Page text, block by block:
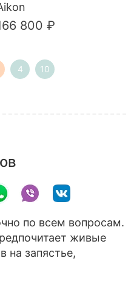
800 ₽
4 10
по всем вопросам.
живые
на запястье,